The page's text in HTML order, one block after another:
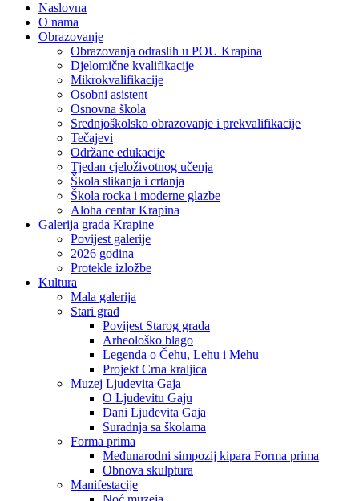
Naslovna
O nama
Obrazovanje
Obrazovanja odraslih u POU Krapina
Djelomične kvalifikacije
Mikrokvalifikacije
Osobni asistent
Osnovna škola
Srednjoškolsko obrazovanje i prekvalifikacije
Tečajevi
Održane edukacije
Tjedan cjeloživotnog učenja
Škola slikanja i crtanja
Škola rocka i moderne glazbe
Aloha centar Krapina
Galerija grada Krapine
Povijest galerije
2026 godina
Protekle izložbe
Kultura
Mala galerija
Stari grad
Povijest Starog grada
Arheološko blago
Legenda o Čehu, Lehu i Mehu
Projekt Crna kraljica
Muzej Ljudevita Gaja
O Ljudevitu Gaju
Dani Ljudevita Gaja
Suradnja sa školama
Forma prima
Međunarodni simpozij kipara Forma prima
Obnova skulptura
Manifestacije